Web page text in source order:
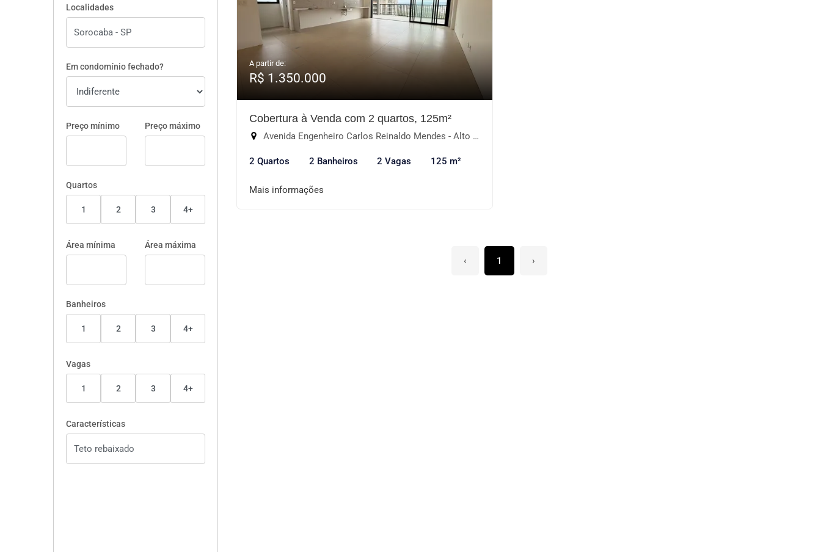
Localidades
Em condomínio fechado?
Preço mínimo Preço máximo
Quartos
1 2 3 4+
Área mínima Área máxima
Banheiros
1 2 3 4+
Vagas
1 2 3 4+
Características
A partir de:
R$ 1.350.000
Cobertura à Venda com 2 quartos, 125m²
Avenida Engenheiro Carlos Reinaldo Mendes - Alto da Boa Vista, Sorocaba-SP
2 Quartos 2 Banheiros 2 Vagas 125 m²
Mais informações
‹ 1 ›